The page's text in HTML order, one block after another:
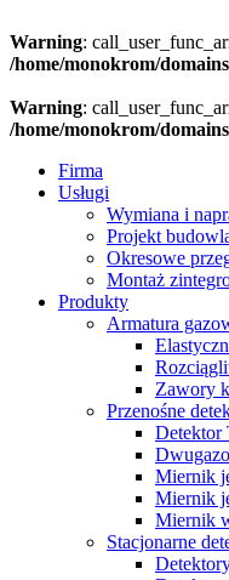
Warning:
/home/monokrom/
Warning:
/home/monokrom/
Firma
Usługi
Wymiana i
Projekt
Okresowe
Montaż
Produkty
Armatura
Zawory
Przenośne
Detektor
Miernik
Miernik
Miernik
Stacjonarne